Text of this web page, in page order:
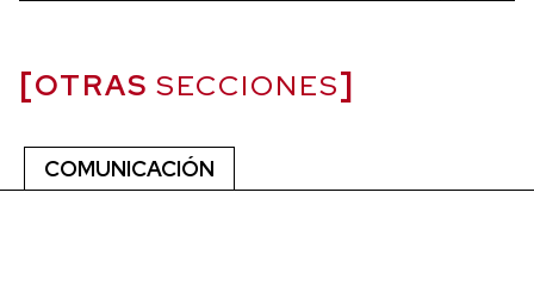
OTRAS SECCIONES
COMUNICACIÓN